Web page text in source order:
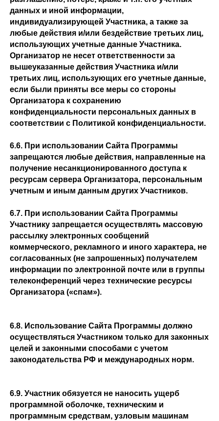
данных и иной информации,
индивидуализирующей Участника, а также за
любые действия и/или бездействие третьих лиц,
использующих учетные данные Участника.
Организатор не несет ответственности за
вышеуказанные действия Участника и/или
третьих лиц, использующих его учетные данные,
если были приняты все меры со стороны
Организатора к сохранению
конфиденциальности персональных данных в
соответствии с Политикой конфиденциальности.
6.6. При использовании Сайта Программы
запрещаются любые действия, направленные на
получение несанкционированного доступа к
ресурсам сервера Организатора, персональным
учетным и иным данным других Участников.
6.7. При использовании Сайта Программы
Участнику запрещается осуществлять массовую
рассылку электронных сообщений
коммерческого, рекламного и иного характера, не
согласованных (не запрошенных) получателем
информации по электронной почте или в группы
телеконференций через технические ресурсы
Организатора («спам»).
6.8. Использование Сайта Программы должно
осуществляться Участником только для законных
целей и законными способами с учетом
законодательства РФ и международных норм.
6.9. Участник обязуется не наносить ущерб
программной оболочке, техническим и
программным средствам, узловым машинам